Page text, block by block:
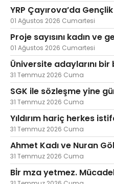
YRP Çayırova’da
01 Ağustos 2026 Cumartesi
Proje sayısını kadın ve
01 Ağustos 2026 Cumartesi
Üniversite adaylarını
31 Temmuz 2026 Cuma
SGK ile sözleşme yine
31 Temmuz 2026 Cuma
Yıldırım hariç herkes
31 Temmuz 2026 Cuma
Ahmet Kadı ve Nuran
31 Temmuz 2026 Cuma
Bİr mza yetmez.